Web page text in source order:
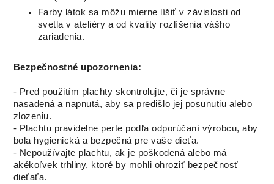
Farby látok sa môžu mierne líšiť v závislosti od
svetla v ateliéry a od kvality rozlíšenia vášho
zariadenia.
Bezpečnostné upozornenia:
- Pred použitím plachty skontrolujte, či je správne
nasadená a napnutá, aby sa predišlo jej posunutiu alebo
zlozeniu.
- Plachtu pravidelne perte podľa odporúčaní výrobcu, aby
bola hygienická a bezpečná pre vaše dieťa.
- Nepoužívajte plachtu, ak je poškodená alebo má
akékoľvek trhliny, ktoré by mohli ohroziť bezpečnosť
dieťaťa.